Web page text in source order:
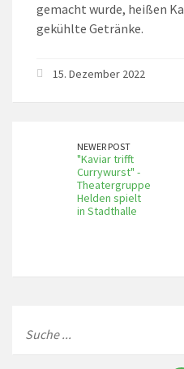
gemacht wurde, heißen
gekühlte Getränke.
15. Dezember 2022
NEWER POST
"Kaviar trifft
Currywurst" -
Theatergruppe
Helden spielt
in Stadthalle